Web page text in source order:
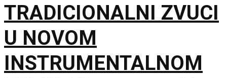
TRADICIONALNI ZVUCI
U NOVOM
INSTRUMENTALNOM